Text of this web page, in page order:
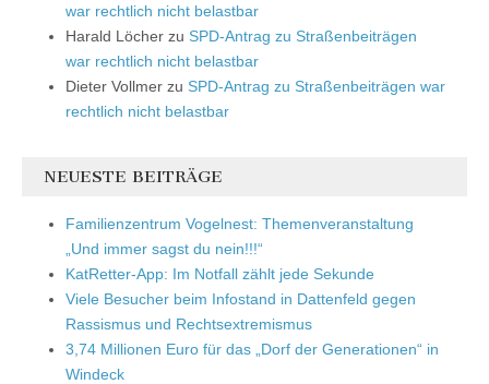
war rechtlich nicht belastbar
Harald Löcher zu SPD-Antrag zu Straßenbeiträgen
war rechtlich nicht belastbar
Dieter Vollmer zu SPD-Antrag zu Straßenbeiträgen war
rechtlich nicht belastbar
NEUESTE BEITRÄGE
Familienzentrum Vogelnest: Themenveranstaltung
„Und immer sagst du nein!!!“
KatRetter-App: Im Notfall zählt jede Sekunde
Viele Besucher beim Infostand in Dattenfeld gegen
Rassismus und Rechtsextremismus
3,74 Millionen Euro für das „Dorf der Generationen“ in
Windeck